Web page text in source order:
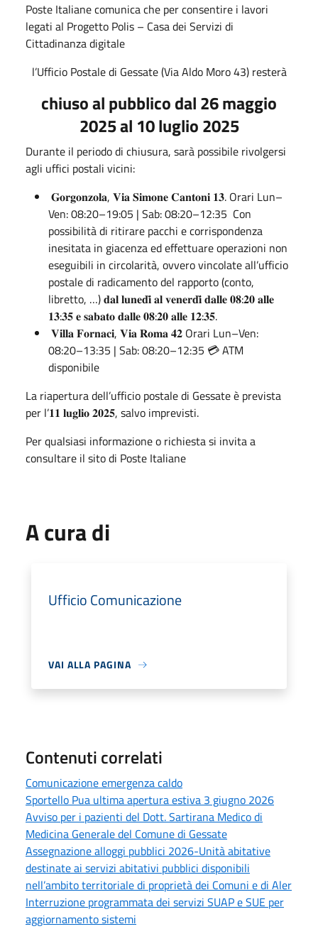
Poste Italiane comunica che per consentire i lavori
legati al Progetto Polis – Casa dei Servizi di
Cittadinanza digitale
l’Ufficio Postale di Gessate (Via Aldo Moro 43) resterà
chiuso al pubblico dal 26 maggio
2025 al 10 luglio 2025
Durante il periodo di chiusura, sarà possibile rivolgersi
agli uffici postali vicini:
𝐆𝐨𝐫𝐠𝐨𝐧𝐳𝐨𝐥𝐚, 𝐕𝐢𝐚 𝐒𝐢𝐦𝐨𝐧𝐞 𝐂𝐚𝐧𝐭𝐨𝐧𝐢 𝟏𝟑. Orari Lun–
Ven: 08:20–19:05 | Sab: 08:20–12:35 Con
possibilità di ritirare pacchi e corrispondenza
inesitata in giacenza ed effettuare operazioni non
eseguibili in circolarità, ovvero vincolate all’ufficio
postale di radicamento del rapporto (conto,
libretto, …) 𝐝𝐚𝐥 𝐥𝐮𝐧𝐞𝐝𝐢̀ 𝐚𝐥 𝐯𝐞𝐧𝐞𝐫𝐝𝐢̀ 𝐝𝐚𝐥𝐥𝐞 𝟎𝟖:𝟐𝟎 𝐚𝐥𝐥𝐞
𝟏𝟑:𝟑𝟓 𝐞 𝐬𝐚𝐛𝐚𝐭𝐨 𝐝𝐚𝐥𝐥𝐞 𝟎𝟖:𝟐𝟎 𝐚𝐥𝐥𝐞 𝟏𝟐:𝟑𝟓.
𝐕𝐢𝐥𝐥𝐚 𝐅𝐨𝐫𝐧𝐚𝐜𝐢, 𝐕𝐢𝐚 𝐑𝐨𝐦𝐚 𝟒𝟐 Orari Lun–Ven:
08:20–13:35 | Sab: 08:20–12:35 💳 ATM
disponibile
La riapertura dell’ufficio postale di Gessate è prevista
per l’𝟏𝟏 𝐥𝐮𝐠𝐥𝐢𝐨 𝟐𝟎𝟐𝟓, salvo imprevisti.
Per qualsiasi informazione o richiesta si invita a
consultare il sito di Poste Italiane
A cura di
Ufficio Comunicazione
VAI ALLA PAGINA
Contenuti correlati
Comunicazione emergenza caldo
Sportello Pua ultima apertura estiva 3 giugno 2026
Avviso per i pazienti del Dott. Sartirana Medico di
Medicina Generale del Comune di Gessate
Assegnazione alloggi pubblici 2026-Unità abitative
destinate ai servizi abitativi pubblici disponibili
nell’ambito territoriale di proprietà dei Comuni e di Aler
Interruzione programmata dei servizi SUAP e SUE per
aggiornamento sistemi